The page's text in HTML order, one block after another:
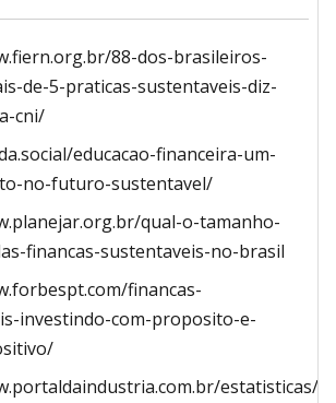
88-dos-brasileiros-
de-5-praticas-sustentaveis-diz-
cni/
educacao-financeira-um-
no-futuro-sustentavel/
qual-o-tamanho-
financas-sustentaveis-no-brasil
financas-
investindo-com-proposito-e-
estatisticas/